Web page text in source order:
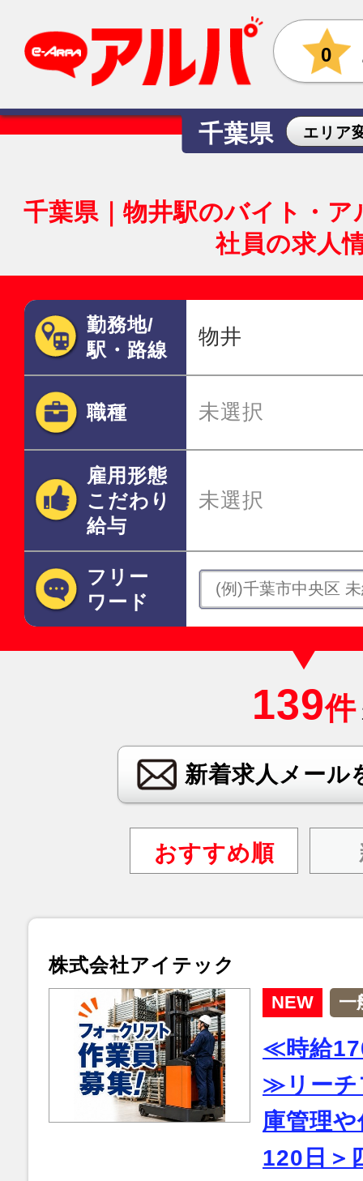
0
千葉県 エリア
千葉県｜物井駅のバイト・
社員の求人
勤務地/
駅・路線
物井
職種 未選択
雇用形態
こだわり
給与
未選択
フリー
ワード
139件
新着求人メール
おすすめ順
株式会社アイテック
NEW 一
≪時給
≫リーチ
庫管理
120日＞